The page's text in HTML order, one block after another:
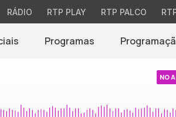
RÁDIO RTP PLAY RTP PALCO
Programas
NO